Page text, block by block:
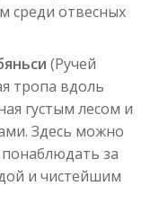
среди отвесных
(Ручей
тропа вдоль
густым лесом и
Здесь можно
за
и чистейшим